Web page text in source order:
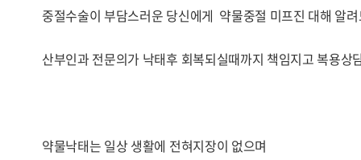
중절수술이 부담스러운 당신에게 약물중절 미프진 대해 알
산부인과 전문의가 낙태후 회복되실때까지 책임지고 복용상
약물낙태는 일상 생활에 전혀지장이 없으며